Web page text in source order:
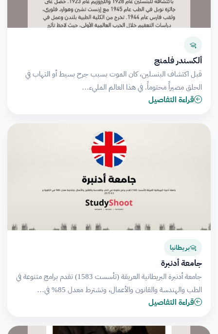
ألكسندر فلمنج
قبل اكتشاف البنسلين، كان الموت بسبب جرح بسيط أو التهاب في
الحلق مصيراً محتوماً. في هذا العالم المليء…
قراءة التفاصيل
بريطانيا
جامعة أدنبرة
جامعة أدنبرة البريطانية العريقة (تأسست 1583) تقدم برامج متنوعة في
الطب والهندسة والقانون والأعمال، وتشترط معدل 85% في…
قراءة التفاصيل